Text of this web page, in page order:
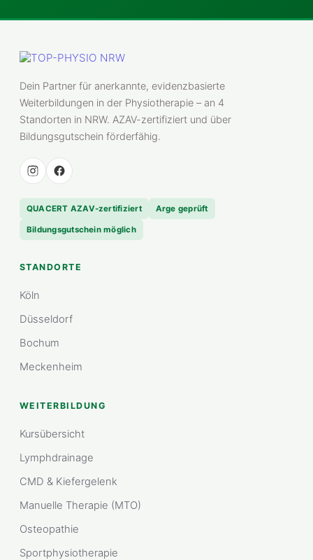
Dein Partner für anerkannte, evidenzbasierte
Weiterbildungen in der Physiotherapie – an 4
Standorten in NRW. AZAV-zertifiziert und über
Bildungsgutschein förderfähig.
QUACERT AZAV-zertifiziert Arge geprüft
Bildungsgutschein möglich
STANDORTE
Köln
Düsseldorf
Bochum
Meckenheim
WEITERBILDUNG
Kursübersicht
Lymphdrainage
CMD & Kiefergelenk
Manuelle Therapie (MTO)
Osteopathie
Sportphysiotherapie